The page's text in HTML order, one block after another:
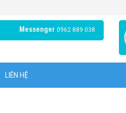
Messenger 0962 889 038
LIÊN HỆ